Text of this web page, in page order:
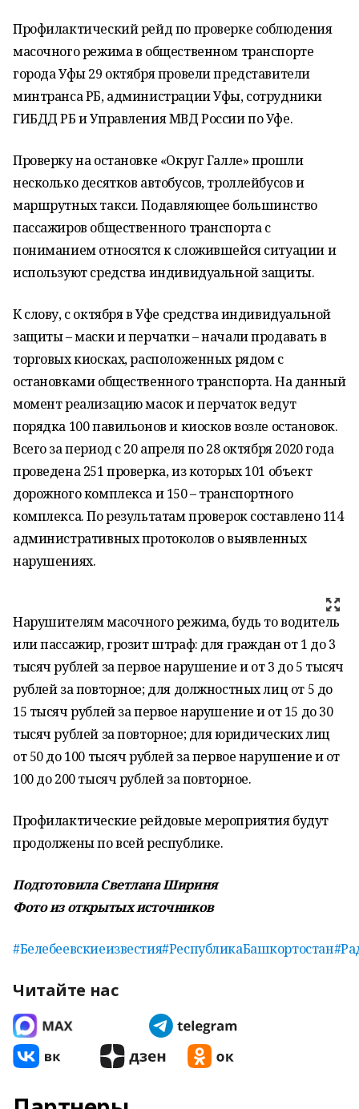
Профилактический рейд по проверке соблюдения
масочного режима в общественном транспорте
города Уфы 29 октября провели представители
минтранса РБ, администрации Уфы, сотрудники
ГИБДД РБ и Управления МВД России по Уфе.
Проверку на остановке «Округ Галле» прошли
несколько десятков автобусов, троллейбусов и
маршрутных такси. Подавляющее большинство
пассажиров общественного транспорта с
пониманием относятся к сложившейся ситуации и
используют средства индивидуальной защиты.
К слову, с октября в Уфе средства индивидуальной
защиты – маски и перчатки – начали продавать в
торговых киосках, расположенных рядом с
остановками общественного транспорта. На данный
момент реализацию масок и перчаток ведут
порядка 100 павильонов и киосков возле остановок.
Всего за период с 20 апреля по 28 октября 2020 года
проведена 251 проверка, из которых 101 объект
дорожного комплекса и 150 – транспортного
комплекса. По результатам проверок составлено 114
административных протоколов о выявленных
нарушениях.
Нарушителям масочного режима, будь то водитель
или пассажир, грозит штраф: для граждан от 1 до 3
тысяч рублей за первое нарушение и от 3 до 5 тысяч
рублей за повторное; для должностных лиц от 5 до
15 тысяч рублей за первое нарушение и от 15 до 30
тысяч рублей за повторное; для юридических лиц
от 50 до 100 тысяч рублей за первое нарушение и от
100 до 200 тысяч рублей за повторное.
Профилактические рейдовые мероприятия будут
продолжены по всей республике.
Подготовила Светлана Шириня
Фото из открытых источников
#Белебеевскиеизвестия#РеспубликаБашкортостан
Читайте нас